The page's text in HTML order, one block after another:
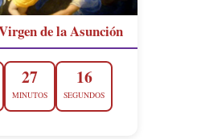
de la Asunción
27
MINUTOS
15
SEGUNDOS